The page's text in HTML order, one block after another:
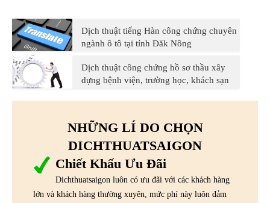
Dịch thuật tiếng Hàn công chứng chuyên
ngành ô tô tại tỉnh Đăk Nông
Dịch thuật công chứng hồ sơ thầu xây
dựng bệnh viện, trường học, khách sạn
NHỮNG LÍ DO CHỌN
DICHTHUATSAIGON
Chiết Khấu Ưu Đãi
Dichthuatsaigon luôn có ưu đãi với các khách hàng
lớn và khách hàng thường xuyên, mức phí này luôn đảm